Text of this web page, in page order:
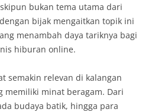
bukan tema utama dari
bijak mengaitkan topik ini
menambah daya tariknya bagi
hiburan online.
semakin relevan di kalangan
memiliki minat beragam. Dari
budaya batik, hingga para